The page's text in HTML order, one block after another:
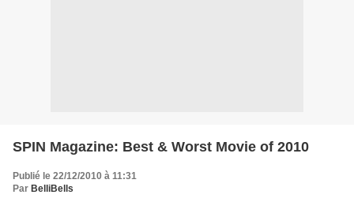
SPIN Magazine: Best & Worst Movie of 2010
Publié le 22/12/2010 à 11:31
Par BelliBells